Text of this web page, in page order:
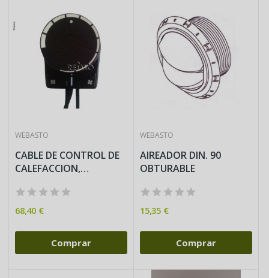
WEBASTO
CABLE DE CONTROL DE
CALEFACCION,
68,40 €
Comprar
WEBASTO
AIREADOR DIN. 90
OBTURABLE
15,35 €
Comprar